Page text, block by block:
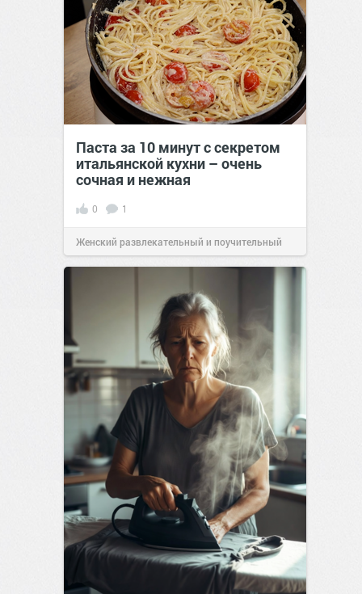
Паста за 10 минут с секретом
итальянской кухни – очень
сочная и нежная
0 1
Женский развлекательный и поучительный
сайт.23:4006 авг 2026